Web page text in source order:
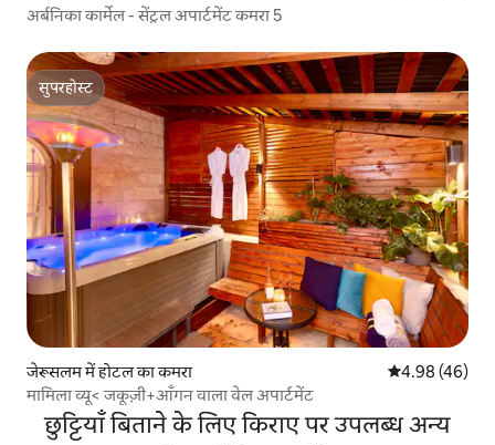
अर्बनिका कार्मेल - सेंट्रल अपार्टमेंट कमरा 5
सुपरहोस्ट
सुपरहोस्ट
जेरूसलम में होटल का कमरा औसत रेटिंग 5 में
4.98 (46)
मामिला व्यू< जकूज़ी+आँगन वाला वेल अपार्टमेंट
छुट्टियाँ बिताने के लिए किराए पर उपलब्ध अन्य